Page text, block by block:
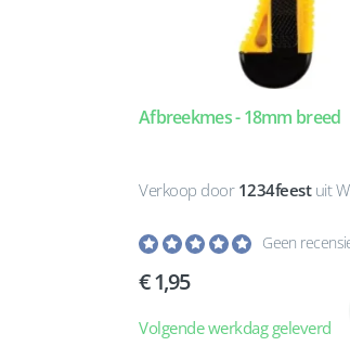
Afbreekmes - 18mm breed
Verkoop door 1234feestuit
Geen
1,95
Volgende werkdag geleverd